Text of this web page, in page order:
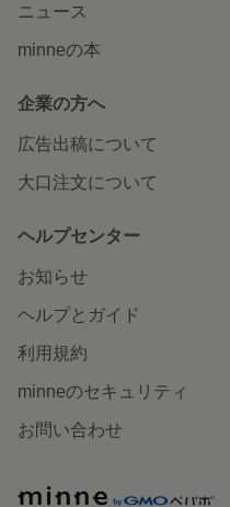
ニュース
minneの本
企業の方へ
広告出稿について
大口注文について
ヘルプセンター
お知らせ
ヘルプとガイド
利用規約
minneのセキュリティ
お問い合わせ